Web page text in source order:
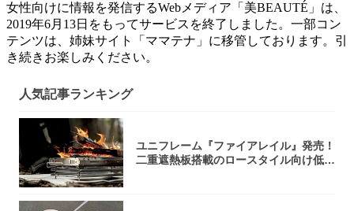
女性向けに情報を発信するWebメディア「美BEAUTÉ」は、
2019年6月13日をもってサービスを終了しました。一部コン
テンツは、姉妹サイト「ママテナ」に移管しております。引
き続きお楽しみください。
人気記事ランキング
ユニフレーム『ファイアレイル』発売！
二重遮熱板搭載のロースタイル向け低型